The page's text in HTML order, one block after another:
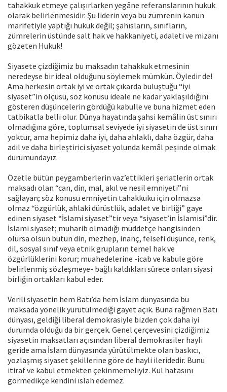
tahakkuk etmeye çalışırlarken yegâne referanslarının hukuk
olarak belirlenmesidir. Şu liderin veya bu zümrenin kanun
marifetiyle yaptığı hukuk değil; şahısların, sınıfların,
zümrelerin üstünde salt hak ve hakkaniyeti, adaleti ve mizanı
gözeten Hukuk!
Siyasete çizdiğimiz bu maksadın tahakkuk etmesinin
neredeyse bir ideal olduğunu söylemek mümkün. Öyledir de!
Ama herkesin ortak iyi ve ortak çıkarda buluştuğu “iyi
siyaset”in ölçüsü, söz konusu ideale ne kadar yaklaşıldığını
gösteren düşüncelerin gördüğü kabulle ve buna hizmet eden
tatbikatla belli olur. Dünya hayatında şahsi kemâlin üst sınırı
olmadığına göre, toplumsal seviyede iyi siyasetin de üst sınırı
yoktur, ama hepimiz daha iyi, daha ahlaklı, daha özgür, daha
adil ve daha birleştirici siyaset yolunda kemâl peşinde olmak
durumundayız.
Özetle bütün peygamberlerin vaz’ettikleri şeriatlerin ortak
maksadı olan “can, din, mal, akıl ve nesil emniyeti”ni
sağlayan; söz konusu emniyetin tahakkuku için olmazsa
olmaz “özgürlük, ahlaki dürüstlük, adalet ve birliği” gaye
edinen siyaset “İslami siyaset”tir veya “siyaset’in İslamisi”dir.
İslami siyaset; muharib olmadığı müddetçe hangisinden
olursa olsun bütün din, mezhep, inanç, felsefi düşünce, renk,
dil, sosyal sınıf veya etnik grupların temel hak ve
özgürlüklerini korur; muahedelerine -icab ve kabule göre
belirlenmiş sözleşmeye- bağlı kaldıkları sürece onları siyasi
birliğin ortakları kabul eder.
Verili siyasetin hem Batı’da hem İslam dünyasında bu
maksada yönelik yürütülmediği gayet açık. Buna rağmen Batı
dünyası, geldiği liberal demokrasiyle bizden çok daha iyi
durumda olduğu da bir gerçek. Genel çerçevesini çizdiğimiz
siyasetin maksatları açısından liberal demokrasiler hayli
geride ama İslam dünyasında yürütülmekte olan baskıcı,
yozlaşmış siyaset şekillerine göre de hayli ileridedir. Bunu
itiraf ve kabul etmekten çekinmemeliyiz. Kul hatasını
görmedikçe kendini ıslah edemez.